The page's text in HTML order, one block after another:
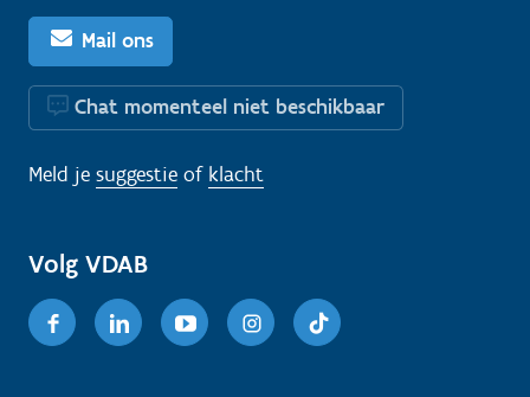
Mail ons
Chat momenteel niet beschikbaar
Meld je suggestie of klacht
Volg VDAB
FacebookLinkedinYoutubeInstagram